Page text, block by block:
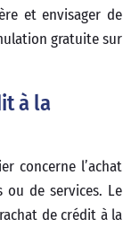
et envisager de
gratuite sur
à la
concerne l’achat
de services. Le
de crédit à la